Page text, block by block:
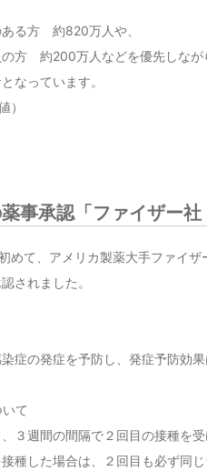
る方 約820万人や、
方 約200万人などを優先しなが
となっています。
）
事承認「ファイザー
めて、アメリカ製薬大手ファイザ
されました。
症の発症を予防し、発症予防効
て
３週間の間隔で２回目の接種を受
種した場合は、２回目も必ず同